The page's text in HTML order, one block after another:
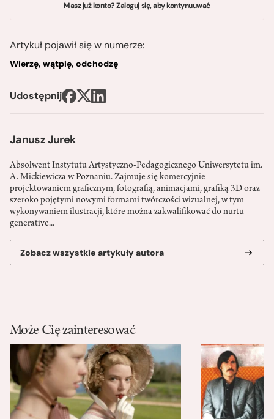
Janusz Jurek
Absolwent Instytutu Artystyczno-Pedagogicznego Uniwersytetu im.
A. Mickiewicza w Poznaniu. Zajmuje się komercyjnie
projektowaniem graficznym, fotografią, animacjami, grafiką 3D oraz
szeroko pojętymi nowymi formami twórczości wizualnej, w tym
wykonywaniem ilustracji, które można zakwalifikować do nurtu
generative...
Zobacz wszystkie artykuły autora
Masz już konto? Zaloguj się, aby kontynuuwać
Artykuł pojawił się w numerze:
Wierzę, wątpię, odchodzę
Udostępnij
Może Cię zainteresować